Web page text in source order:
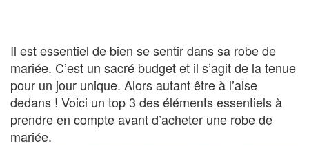
Il est essentiel de bien se sentir dans sa robe de
mariée. C’est un sacré budget et il s’agit de la tenue
pour un jour unique. Alors autant être à l’aise
dedans ! Voici un top 3 des éléments essentiels à
prendre en compte avant d’acheter une robe de
mariée.